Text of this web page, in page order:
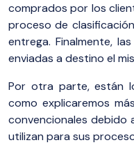
comprados por los
proceso de
entrega. Finalmente,
enviadas a destino el
Por otra parte, están
como explicaremos
convencionales debido
utilizan para sus